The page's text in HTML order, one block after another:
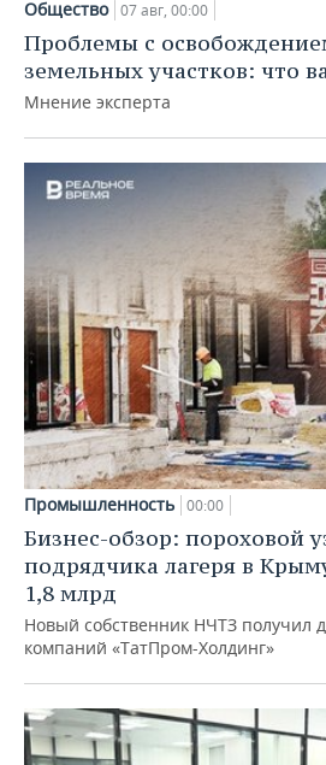
Общество 07 авг, 00:00
Проблемы с
земельных участков: что
Мнение эксперта
Промышленность 00:00
Бизнес-обзор: пороховой
подрядчика лагеря в
1,8 млрд
Новый собственник НЧТЗ получил
компаний «ТатПром-Холдинг»